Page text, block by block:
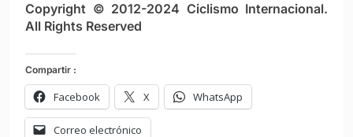
Copyright © 2012-2024 Ciclismo Internacional.
All Rights Reserved
Compartir :
Facebook X WhatsApp
Correo electrónico